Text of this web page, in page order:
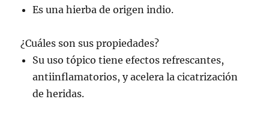
Es una hierba de origen indio.
¿Cuáles son sus propiedades?
Su uso tópico tiene efectos refrescantes,
antiinflamatorios, y acelera la cicatrización
de heridas.